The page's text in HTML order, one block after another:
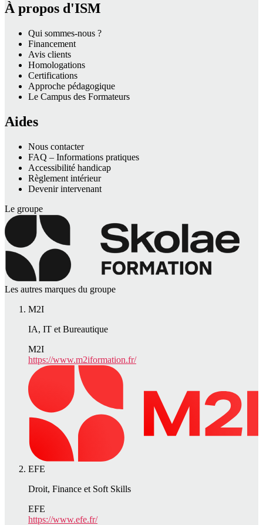
À propos d'ISM
Qui sommes-nous ?
Financement
Avis clients
Homologations
Certifications
Approche pédagogique
Le Campus des Formateurs
Aides
Nous contacter
FAQ – Informations pratiques
Accessibilité handicap
Règlement intérieur
Devenir intervenant
Le groupe
Les autres marques du groupe
M2I
IA, IT et Bureautique
M2I
https://www.m2iformation.fr/
EFE
Droit, Finance et Soft Skills
EFE
https://www.efe.fr/